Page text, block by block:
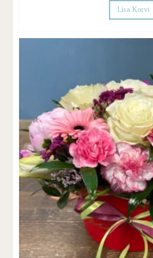
Lisa Korvi